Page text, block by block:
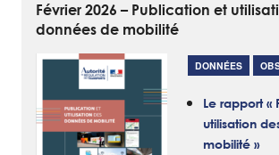
Février 2026 – Publication et
données de mobilité
DONNÉES
Le rapport «
utilisation
mobilité »